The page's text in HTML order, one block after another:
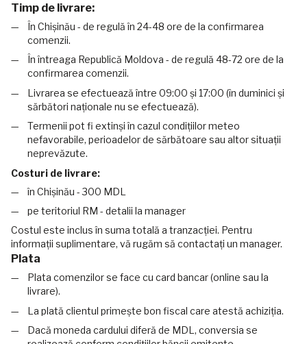
Timp de livrare:
În Chișinău - de regulă în 24-48 ore de la confirmarea
comenzii.
În întreaga Republică Moldova - de regulă 48-72 ore de la
confirmarea comenzii.
Livrarea se efectuează între 09:00 și 17:00 (în duminici și
sărbători naționale nu se efectuează).
Termenii pot fi extinși în cazul condițiilor meteo
nefavorabile, perioadelor de sărbătoare sau altor situații
neprevăzute.
Costuri de livrare:
în Chișinău - 300 MDL
pe teritoriul RM - detalii la manager
Costul este inclus în suma totală a tranzacției. Pentru
informații suplimentare, vă rugăm să contactați un manager.
Plata
Plata comenzilor se face cu card bancar (online sau la
livrare).
La plată clientul primește bon fiscal care atestă achiziția.
Dacă moneda cardului diferă de MDL, conversia se